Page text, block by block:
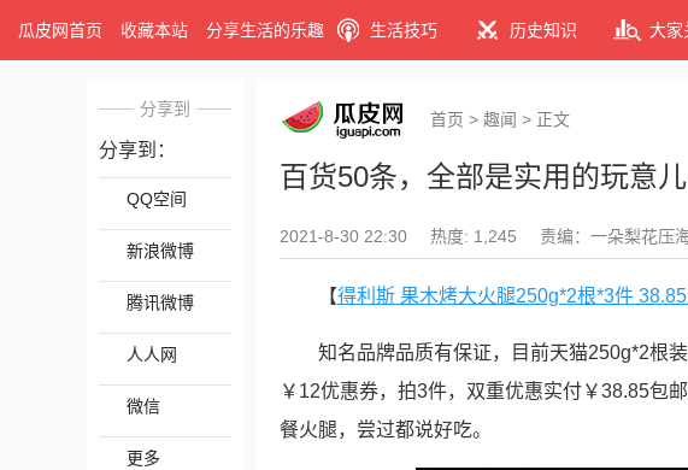
瓜皮网首页 收藏本站 分享生活的乐趣 生活技巧 历史知识 大家
分享到
分享到：
QQ空间
新浪微博
腾讯微博
人人网
微信
更多
首页 > 趣闻 > 正文
百货50条，全部是实用的玩意儿
2021-8-30 22:30 热度: 1,245 责编：一朵梨花压
【得利斯 果木烤大火腿250g*2根*3件 38.85
知名品牌品质有保证，目前天猫250g*2根
￥12优惠券，拍3件，双重优惠实付￥38.85包
餐火腿，尝过都说好吃。